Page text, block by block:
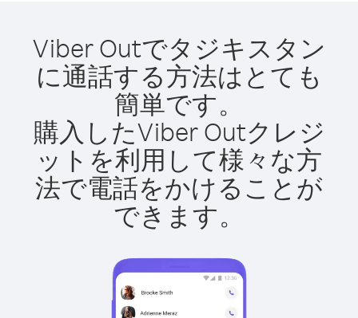
Viber Outでタジキスタン
に通話する方法はとても
簡単です。
購入したViber Outクレジ
ットを利用して様々な方
法で電話をかけることが
できます。